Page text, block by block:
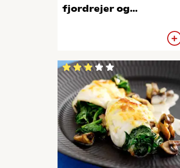
fjordrejer og